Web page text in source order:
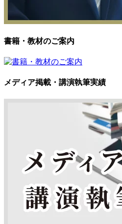
書籍・教材のご案内
メディア掲載・講演執筆実績